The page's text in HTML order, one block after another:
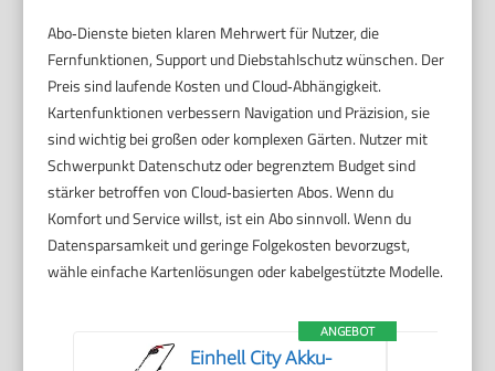
Abo‑Dienste bieten klaren Mehrwert für Nutzer, die
Fernfunktionen, Support und Diebstahlschutz wünschen. Der
Preis sind laufende Kosten und Cloud‑Abhängigkeit.
Kartenfunktionen verbessern Navigation und Präzision, sie
sind wichtig bei großen oder komplexen Gärten. Nutzer mit
Schwerpunkt Datenschutz oder begrenztem Budget sind
stärker betroffen von Cloud‑basierten Abos. Wenn du
Komfort und Service willst, ist ein Abo sinnvoll. Wenn du
Datensparsamkeit und geringe Folgekosten bevorzugst,
wähle einfache Kartenlösungen oder kabelgestützte Modelle.
ANGEBOT
Einhell City Akku-